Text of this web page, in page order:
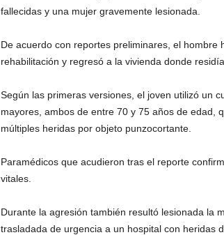
fallecidas y una mujer gravemente lesionada.
De acuerdo con reportes preliminares, el
rehabilitación y regresó a la vivienda donde
Según las primeras versiones, el joven utilizó un
mayores, ambos de entre 70 y 75 años de edad,
múltiples heridas por objeto punzocortante.
Paramédicos que acudieron tras el reporte
vitales.
Durante la agresión también resultó lesionada la
trasladada de urgencia a un hospital con heridas